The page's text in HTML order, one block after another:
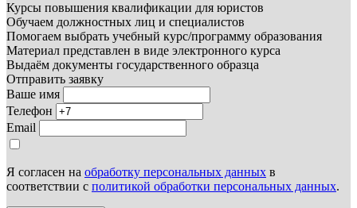
Курсы повышения квалификации для юристов
Обучаем должностных лиц и специалистов
Помогаем выбрать учебный курс/программу образования
Материал представлен в виде электронного курса
Выдаём документы государственного образца
Отправить заявку
Ваше имя
Телефон
Email
Я согласен на обработку персональных данных в
соответствии с политикой обработки персональных данных.